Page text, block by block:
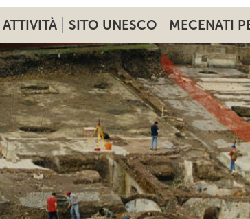
ATTIVITÀ SITO UNESCO MECENATI